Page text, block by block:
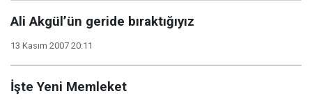
Ali Akgül’ün geride bıraktığıyız
13 Kasım 2007 20:11
İşte Yeni Memleket